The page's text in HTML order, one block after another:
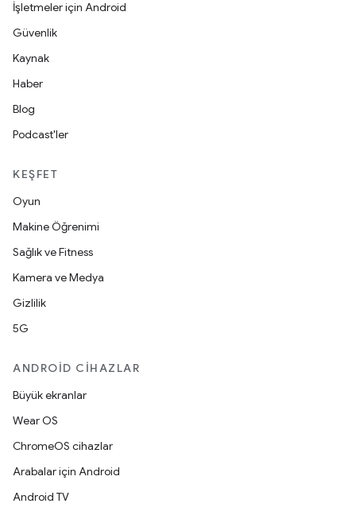
İşletmeler için Android
Güvenlik
Kaynak
Haber
Blog
Podcast'ler
KEŞFET
Oyun
Makine Öğrenimi
Sağlık ve Fitness
Kamera ve Medya
Gizlilik
5G
ANDROID CIHAZLAR
Büyük ekranlar
Wear OS
ChromeOS cihazlar
Arabalar için Android
Android TV